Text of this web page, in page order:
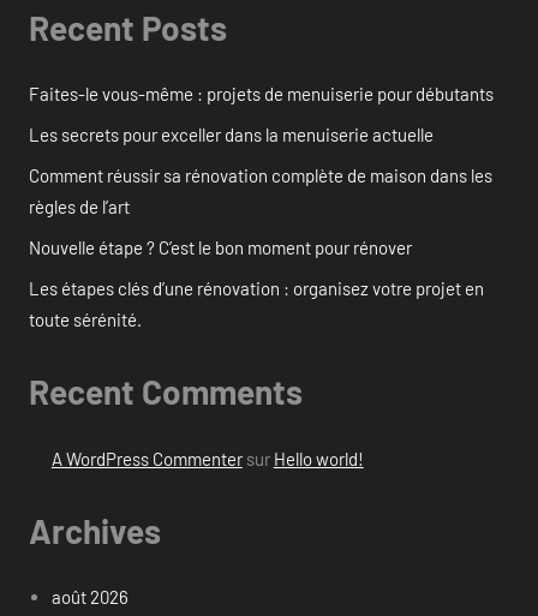
Recent Posts
Faites-le vous-même : projets de menuiserie pour débutants
Les secrets pour exceller dans la menuiserie actuelle
Comment réussir sa rénovation complète de maison dans les
règles de l’art
Nouvelle étape ? C’est le bon moment pour rénover
Les étapes clés d’une rénovation : organisez votre projet en
toute sérénité.
Recent Comments
A WordPress Commentersur Hello world!
Archives
août 2026